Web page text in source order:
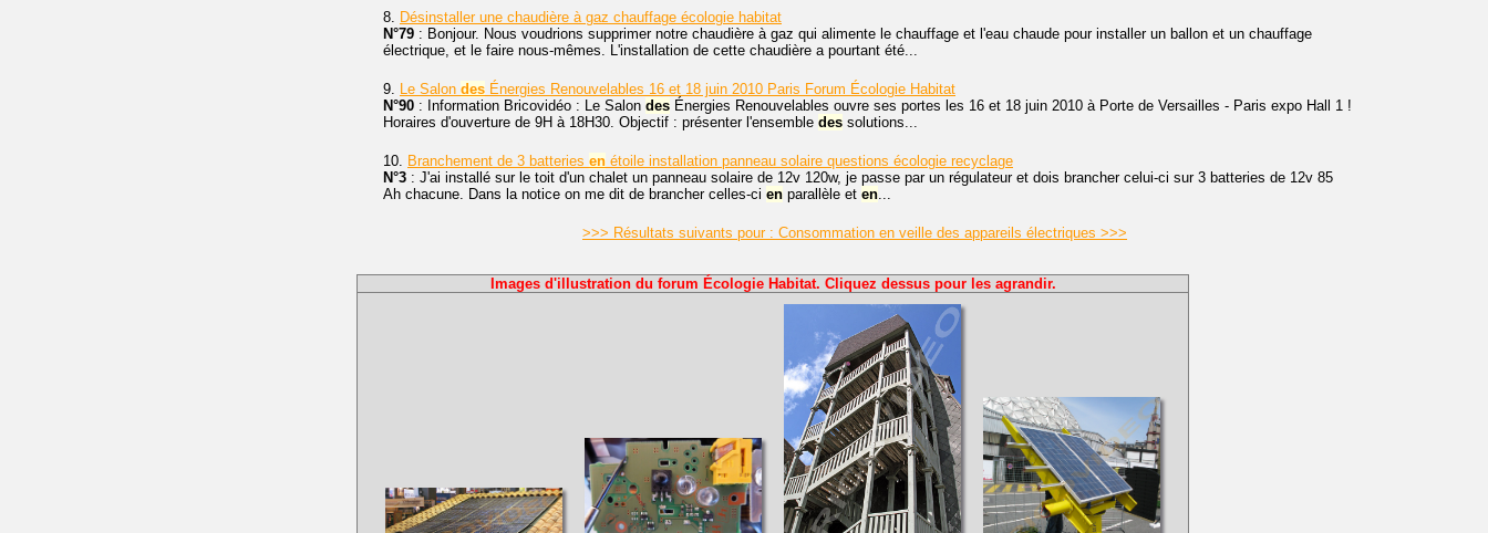
8. Désinstaller une chaudière à gaz chauffage écologie habitat
N°79 : Bonjour. Nous voudrions supprimer notre chaudière à gaz qui alimente le chauffage et l'eau chaude pour installer un ballon et un chauffage
électrique, et le faire nous-mêmes. L'installation de cette chaudière a pourtant été...
9. Le Salon des Énergies Renouvelables 16 et 18 juin 2010 Paris Forum Écologie Habitat
N°90 : Information Bricovidéo : Le Salon des Énergies Renouvelables ouvre ses portes les 16 et 18 juin 2010 à Porte de Versailles - Paris expo Hall 1 !
Horaires d'ouverture de 9H à 18H30. Objectif : présenter l'ensemble des solutions...
10. Branchement de 3 batteries en étoile installation panneau solaire questions écologie recyclage
N°3 : J'ai installé sur le toit d'un chalet un panneau solaire de 12v 120w, je passe par un régulateur et dois brancher celui-ci sur 3 batteries de 12v 85
Ah chacune. Dans la notice on me dit de brancher celles-ci en parallèle et en...
>>> Résultats suivants pour : Consommation en veille des appareils électriques >>>
Images d'illustration du forum Écologie Habitat. Cliquez dessus pour les agrandir.